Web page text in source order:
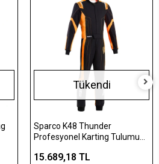
Tükendi
Sparco K48 Thunder
Profesyonel Karting Tulumu
15.689,18 TL